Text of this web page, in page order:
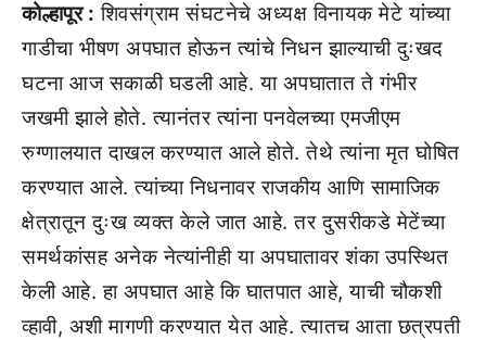
कोल्हापूर : शिवसंग्राम संघटनेचे अध्यक्ष विनायक मेटे यांच्या
गाडीचा भीषण अपघात होऊन त्यांचे निधन झाल्याची दुःखद
घटना आज सकाळी घडली आहे. या अपघातात ते गंभीर
जखमी झाले होते. त्यानंतर त्यांना पनवेलच्या एमजीएम
रुग्णालयात दाखल करण्यात आले होते. तेथे त्यांना मृत घोषित
करण्यात आले. त्यांच्या निधनावर राजकीय आणि सामाजिक
क्षेत्रातून दुःख व्यक्त केले जात आहे. तर दुसरीकडे मेटेंच्या
समर्थकांसह अनेक नेत्यांनीही या अपघातावर शंका उपस्थित
केली आहे. हा अपघात आहे कि घातपात आहे, याची चौकशी
व्हावी, अशी मागणी करण्यात येत आहे. त्यातच आता छत्रपती